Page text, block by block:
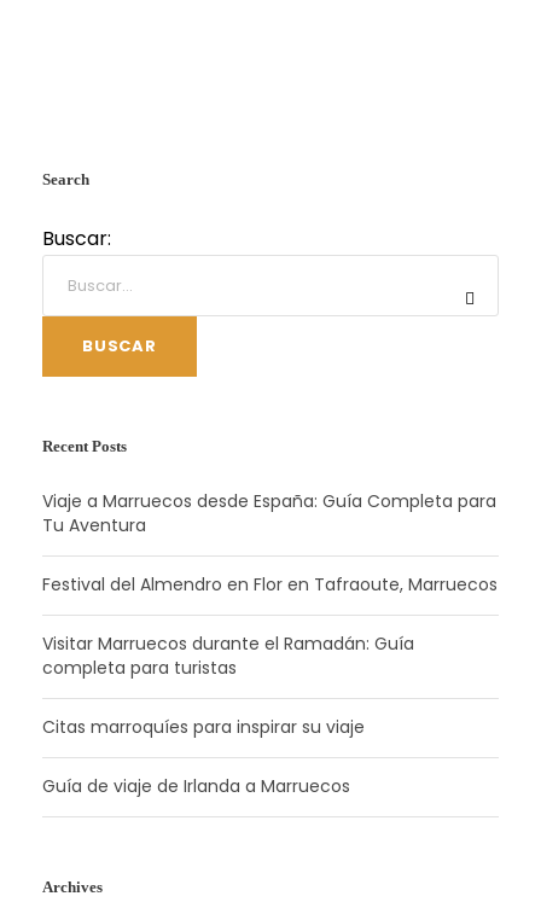
Search
Buscar:
BUSCAR
Recent Posts
Viaje a Marruecos desde España: Guía Completa para
Tu Aventura
Festival del Almendro en Flor en Tafraoute, Marruecos
Visitar Marruecos durante el Ramadán: Guía
completa para turistas
Citas marroquíes para inspirar su viaje
Guía de viaje de Irlanda a Marruecos
Archives